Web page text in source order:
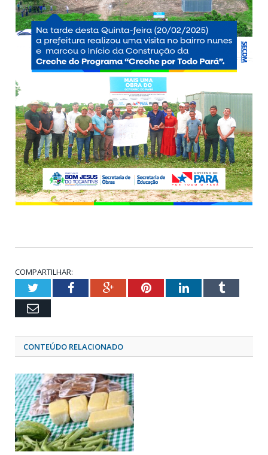
COMPARTILHAR:
TwitterFacebookGoogle+PinterestLinkedInTumblr
Email
CONTEÚDO RELACIONADO